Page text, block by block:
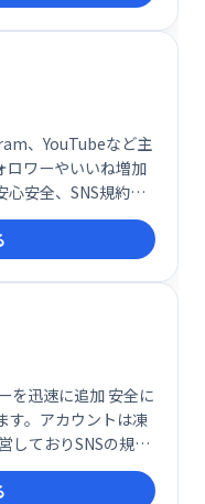
、YouTubeなど主
ロワーやいいね増加
心安全、SNS規約を
の心配もありませ
、自然なフォロワ
ージメントを高めら
客アップを目指しま
を迅速に追加 安全に
す。アカウントは凍
しておりSNSの規約
自然なフォロワーを
不要です。